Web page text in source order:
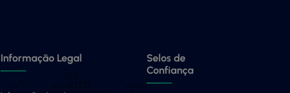
Informação Legal
Selos de
Confiança